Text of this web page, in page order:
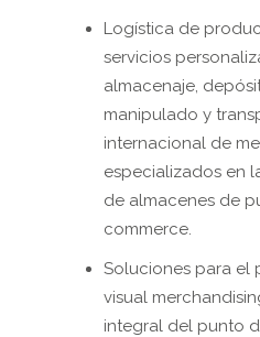
Logística de
servicios
almacenaje,
manipulado y
internacional de
especializados en
de almacenes de
commerce.
Soluciones para el
visual
integral del punto